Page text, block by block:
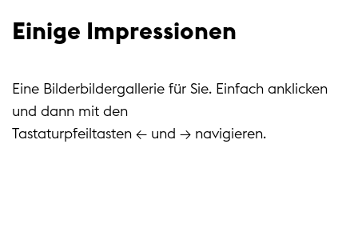
Einige Impressionen
Eine Bilderbildergallerie für Sie. Einfach anklicken
und dann mit den
Tastaturpfeiltasten ← und → navigieren.